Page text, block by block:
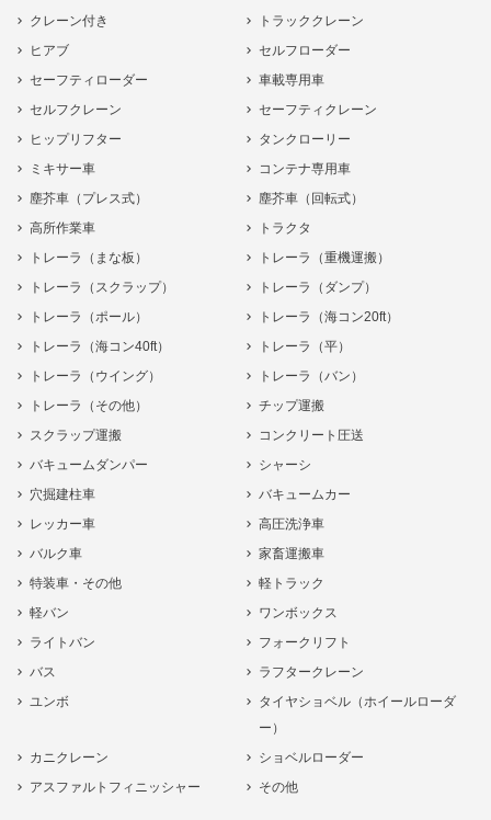
クレーン付き
トラッククレーン
ヒアブ
セルフローダー
セーフティローダー
車載専用車
セルフクレーン
セーフティクレーン
ヒップリフター
タンクローリー
ミキサー車
コンテナ専用車
塵芥車（プレス式）
塵芥車（回転式）
高所作業車
トラクタ
トレーラ（まな板）
トレーラ（重機運搬）
トレーラ（スクラップ）
トレーラ（ダンプ）
トレーラ（ポール）
トレーラ（海コン20ft）
トレーラ（海コン40ft）
トレーラ（平）
トレーラ（ウイング）
トレーラ（バン）
トレーラ（その他）
チップ運搬
スクラップ運搬
コンクリート圧送
バキュームダンパー
シャーシ
穴掘建柱車
バキュームカー
レッカー車
高圧洗浄車
バルク車
家畜運搬車
特装車・その他
軽トラック
軽バン
ワンボックス
ライトバン
フォークリフト
バス
ラフタークレーン
ユンボ
タイヤショベル（ホイールローダ
ー）
カニクレーン
ショベルローダー
アスファルトフィニッシャー
その他